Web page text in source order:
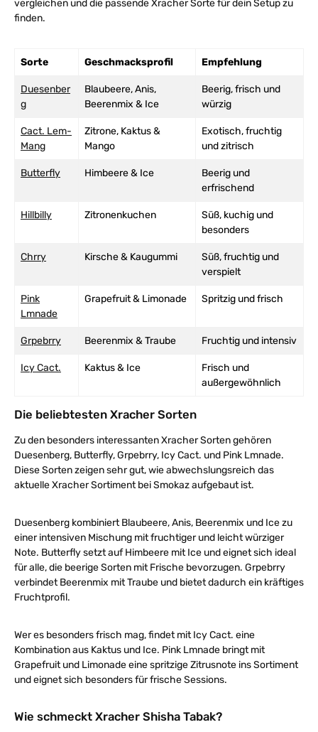
vergleichen und die passende Xracher Sorte für dein Setup zu
finden.
Sorte Geschmacksprofil Empfehlung
Duesenber
g
Blaubeere, Anis,
Beerenmix & Ice
Beerig, frisch und
würzig
Cact. Lem-
Mang
Zitrone, Kaktus &
Mango
Exotisch, fruchtig
und zitrisch
Butterfly Himbeere & Ice
Beerig und
erfrischend
Hillbilly Zitronenkuchen
Süß, kuchig und
besonders
Chrry Kirsche & Kaugummi
Süß, fruchtig und
verspielt
Pink
Lmnade
Grapefruit & Limonade Spritzig und frisch
Grpebrry Beerenmix & Traube Fruchtig und intensiv
Icy Cact. Kaktus & Ice
Frisch und
außergewöhnlich
Die beliebtesten Xracher Sorten
Zu den besonders interessanten Xracher Sorten gehören
Duesenberg, Butterfly, Grpebrry, Icy Cact. und Pink Lmnade.
Diese Sorten zeigen sehr gut, wie abwechslungsreich das
aktuelle Xracher Sortiment bei Smokaz aufgebaut ist.
Duesenberg kombiniert Blaubeere, Anis, Beerenmix und Ice zu
einer intensiven Mischung mit fruchtiger und leicht würziger
Note. Butterfly setzt auf Himbeere mit Ice und eignet sich ideal
für alle, die beerige Sorten mit Frische bevorzugen. Grpebrry
verbindet Beerenmix mit Traube und bietet dadurch ein kräftiges
Fruchtprofil.
Wer es besonders frisch mag, findet mit Icy Cact. eine
Kombination aus Kaktus und Ice. Pink Lmnade bringt mit
Grapefruit und Limonade eine spritzige Zitrusnote ins Sortiment
und eignet sich besonders für frische Sessions.
Wie schmeckt Xracher Shisha Tabak?